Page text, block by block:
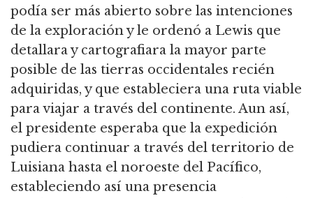
podía ser más abierto sobre las intenciones
de la exploración y le ordenó a Lewis que
detallara y cartografiara la mayor parte
posible de las tierras occidentales recién
adquiridas,y que estableciera una ruta viable
para viajar a través del continente. Aun así,
el presidente esperaba que la expedición
pudiera continuar a través del territorio de
Luisiana hasta el noroeste del Pacífico,
estableciendo así una presencia